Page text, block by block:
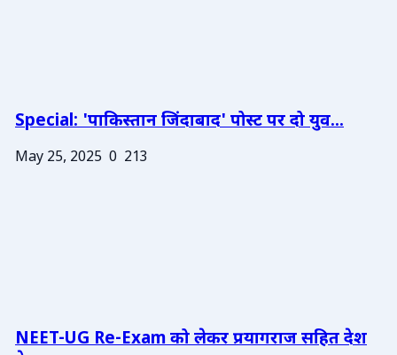
Special: 'पाकिस्तान जिंदाबाद' पोस्ट पर दो युव...
May 25, 2025 0 213
NEET-UG Re-Exam को लेकर प्रयागराज सहित देश